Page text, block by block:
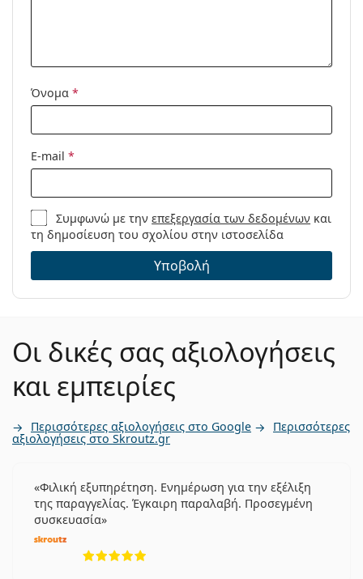
Όνομα *
E-mail *
Συμφωνώ με τηνεπεξεργασία των δεδομένων και
τη δημοσίευση του σχολίου στην ιστοσελίδα
Υποβολή
Οι δικές σας αξιολογήσεις
και εμπειρίες
Περισσότερες αξιολογήσεις στο Google Περισσότερες
αξιολογήσεις στο Skroutz.gr
Φιλική εξυπηρέτηση. Ενημέρωση για την εξέλιξη
της παραγγελίας. Έγκαιρη παραλαβή. Προσεγμένη
συσκευασία